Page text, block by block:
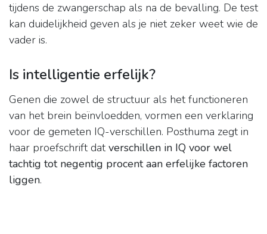
tijdens de zwangerschap als na de bevalling. De test
kan duidelijkheid geven als je niet zeker weet wie de
vader is.
Is intelligentie erfelijk?
Genen die zowel de structuur als het functioneren
van het brein beïnvloedden, vormen een verklaring
voor de gemeten IQ-verschillen. Posthuma zegt in
haar proefschrift datverschillen in IQ voor wel
tachtig tot negentig procent aan erfelijke factoren
liggen.